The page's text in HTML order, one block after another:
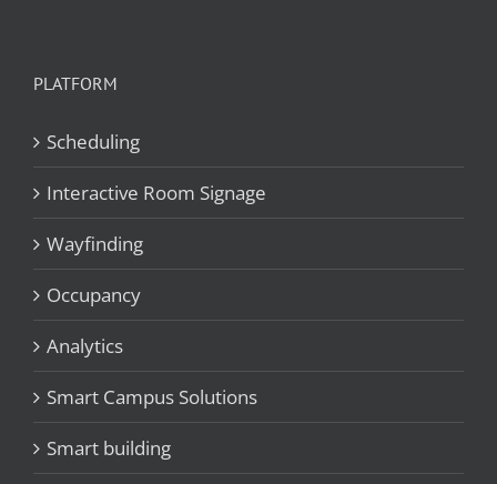
PLATFORM
Scheduling
Interactive Room Signage
Wayfinding
Occupancy
Analytics
Smart Campus Solutions
Smart building